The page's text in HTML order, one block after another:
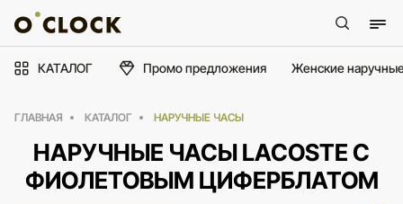
КАТАЛОГ Промо предложения Женские
ГЛАВНАЯ КАТАЛОГ НАРУЧНЫЕ ЧАСЫ
НАРУЧНЫЕ ЧАСЫ LACOSTE С
ФИОЛЕТОВЫМ ЦИФЕРБЛАТОМ